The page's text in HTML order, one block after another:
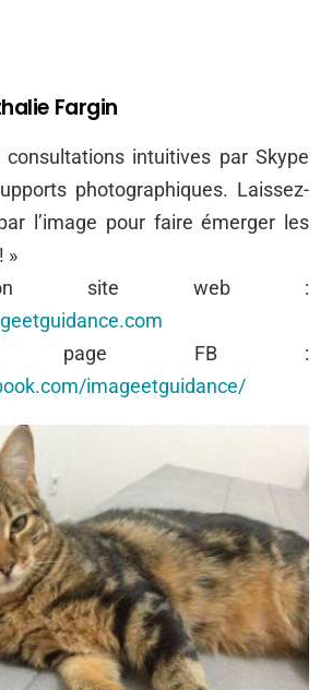
Fargin
intuitives par Skype
photographiques. Laissez-
l’image pour faire émerger les
»
site web :
page FB :
imageetguidance/